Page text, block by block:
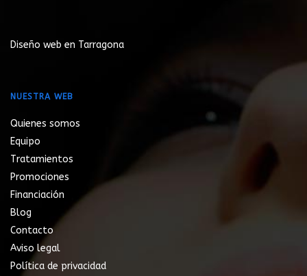
Diseño web en Tarragona
NUESTRA WEB
Quienes somos
Equipo
Tratamientos
Promociones
Financiación
Blog
Contacto
Aviso legal
Política de privacidad